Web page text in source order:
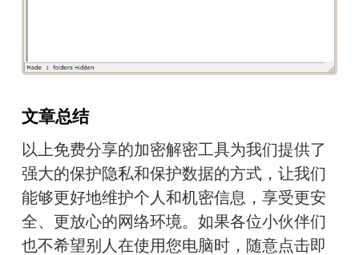
文章总结
以上免费分享的加密解密工具为我们提供了
强大的保护隐私和保护数据的方式，让我们
能够更好地维护个人和机密信息，享受更安
全、更放心的网络环境。如果各位小伙伴们
也不希望别人在使用您电脑时，随意点击即